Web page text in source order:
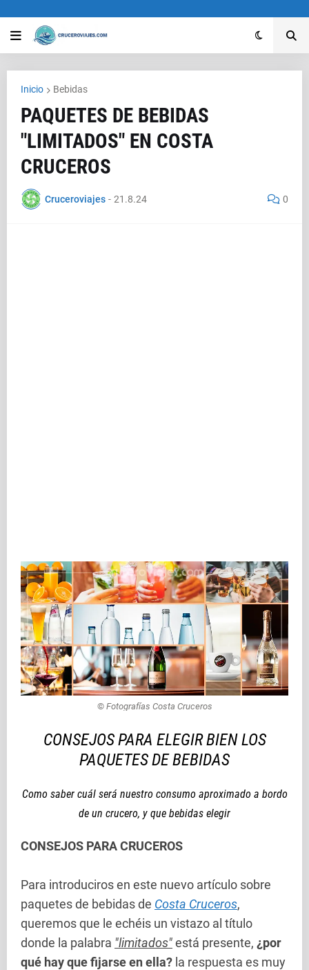
Inicio Bebidas
PAQUETES DE BEBIDAS
"LIMITADOS" EN COSTA
CRUCEROS
Cruceroviajes - 21.8.24 0
©Fotografías Costa Cruceros
CONSEJOS PARA ELEGIR BIEN LOS
PAQUETES DE BEBIDAS
Como saber cuál será nuestro consumo aproximado a bordo
de un crucero, y que bebidas elegir
CONSEJOS PARA CRUCEROS
Para introduciros en este nuevo artículo sobre
paquetes de bebidas de Costa Cruceros,
queremos que le echéis un vistazo al título
donde la palabra "limitados"está presente, ¿por
qué hay que fijarse en ella? la respuesta es muy